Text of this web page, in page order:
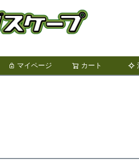
マイページ カート